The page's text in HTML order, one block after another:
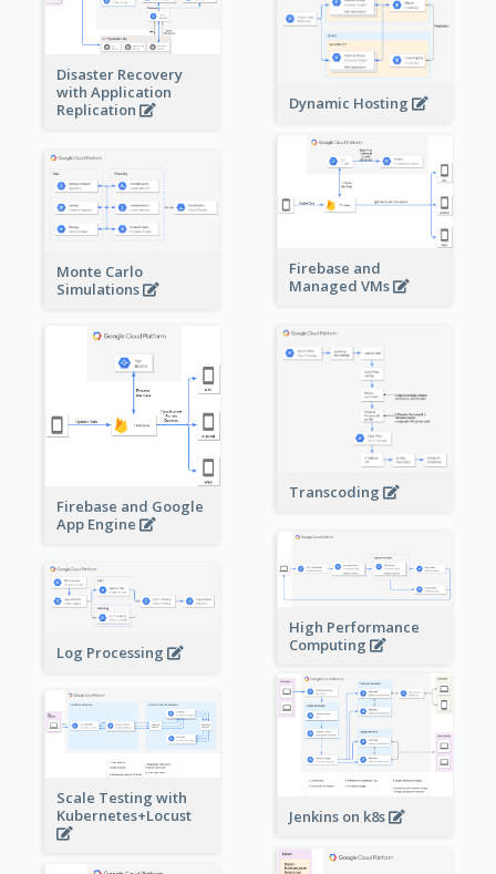
Disaster Recovery
with Application
Replication
Dynamic Hosting
Firebase and
Managed VMs
Monte Carlo
Simulations
Firebase and Google
App Engine
Transcoding
High Performance
Computing
Log Processing
Jenkins on k8s
Scale Testing with
Kubernetes+Locust